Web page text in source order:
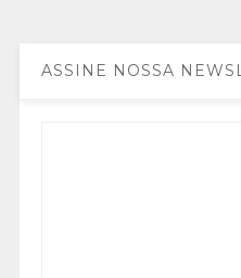
ASSINE NOSSA